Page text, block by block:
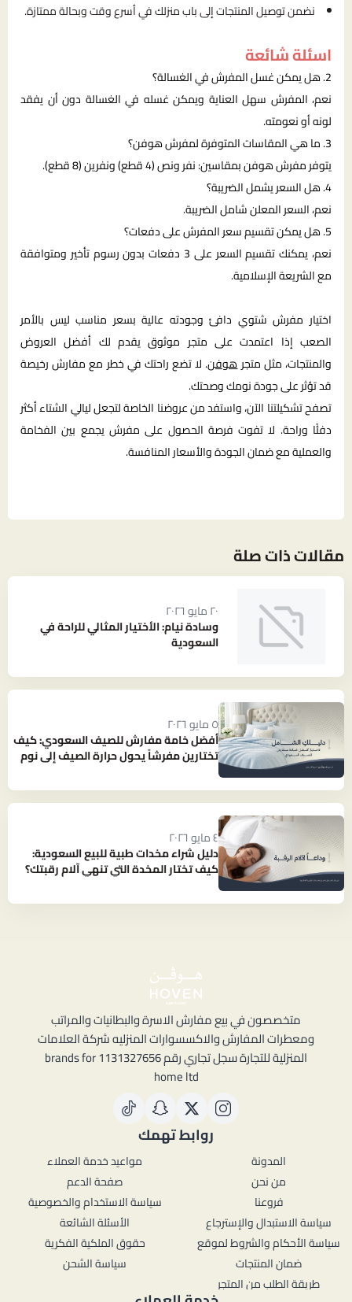
نضمن توصيل المنتجات إلى باب منزلك في أسرع وقت وبحالة ممتازة.
اسئلة شائعة
2. هل يمكن غسل المفرش في الغسالة؟
نعم، المفرش سهل العناية ويمكن غسله في الغسالة دون أن يفقد
لونه أو نعومته.
3. ما هي المقاسات المتوفرة لمفرش هوفن؟
يتوفر مفرش هوفن بمقاسين: نفر ونص (4 قطع) ونفرين (8 قطع).
4. هل السعر يشمل الضريبة؟
نعم، السعر المعلن شامل الضريبة.
5. هل يمكن تقسيم سعر المفرش على دفعات؟
نعم، يمكنك تقسيم السعر على 3 دفعات بدون رسوم تأخير ومتوافقة
مع الشريعة الإسلامية.
اختيار مفرش شتوي دافئ وجودته عالية بسعر مناسب ليس بالأمر
الصعب إذا اعتمدت على متجر موثوق يقدم لك أفضل العروض
والمنتجات، مثل متجرهوفن. لا تضع راحتك في خطر مع مفارش رخيصة
قد تؤثر على جودة نومك وصحتك.
تصفح تشكيلتنا الآن، واستفد من عروضنا الخاصة لتجعل ليالي الشتاء أكثر
دفئًا وراحة. لا تفوت فرصة الحصول على مفرش يجمع بين الفخامة
والعملية مع ضمان الجودة والأسعار المنافسة.
مقالات ذات صلة
٢٠ مايو ٢٠٢٦
وسادة نيام: الأختيار المثالي للراحة في
السعودية
٥ مايو ٢٠٢٦
أفضل خامة مفارش للصيف السعودي: كيف
تختارين مفرشاً يحول حرارة الصيف إلى نوم
٤ مايو ٢٠٢٦
دليل شراء مخدات طبية للبيع السعودية:
كيف تختار المخدة التي تنهي آلام رقبتك؟
متخصصون في بيع مفارش الاسرة والبطانيات والمراتب
ومعطرات المفارش والاكسسوارات المنزليه شركة العلامات
المنزلية للتجارة سجل تجاري رقم 1131327656 brands for
home ltd
روابط تهمك
المدونة
من نحن
فروعنا
سياسة الاستبدال والإسترجاع
سياسة الأحكام والشروط لموقع
ضمان المنتجات
طريقة الطلب من المتجر
مواعيد خدمة العملاء
صفحة الدعم
سياسة الاستخدام والخصوصية
الأسئلة الشائعة
حقوق الملكية الفكرية
سياسة الشحن